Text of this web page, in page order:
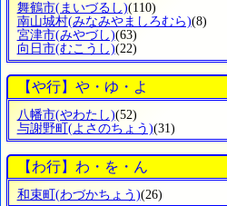
舞鶴市(まいづるし)(110)
南山城村(みなみやましろむら)(8)
宮津市(みやづし)(63)
向日市(むこうし)(22)
【や行】や・ゆ・よ
八幡市(やわたし)(52)
与謝野町 (よさのちょう)(31)
【わ行】わ・を・ん
和束町 (わづかちょう)(26)